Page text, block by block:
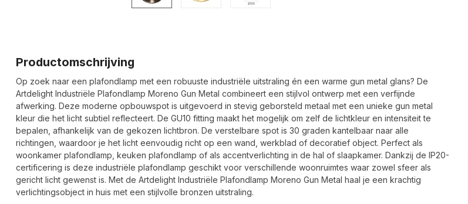
Productomschrijving
Op zoek naar een plafondlamp met een robuuste industriële uitstraling én een warme gun metal glans? De
Artdelight Industriële Plafondlamp Moreno Gun Metal combineert een stijlvol ontwerp met een verfijnde
afwerking. Deze moderne opbouwspot is uitgevoerd in stevig geborsteld metaal met een unieke gun metal
kleur die het licht subtiel reflecteert. De GU10 fitting maakt het mogelijk om zelf de lichtkleur en intensiteit te
bepalen, afhankelijk van de gekozen lichtbron. De verstelbare spot is 30 graden kantelbaar naar alle
richtingen, waardoor je het licht eenvoudig richt op een wand, werkblad of decoratief object. Perfect als
woonkamer plafondlamp, keuken plafondlamp of als accentverlichting in de hal of slaapkamer. Dankzij de IP20-
certificering is deze industriële plafondlamp geschikt voor verschillende woonruimtes waar zowel sfeer als
gericht licht gewenst is. Met de Artdelight Industriële Plafondlamp Moreno Gun Metal haal je een krachtig
verlichtingsobject in huis met een stijlvolle bronzen uitstraling.